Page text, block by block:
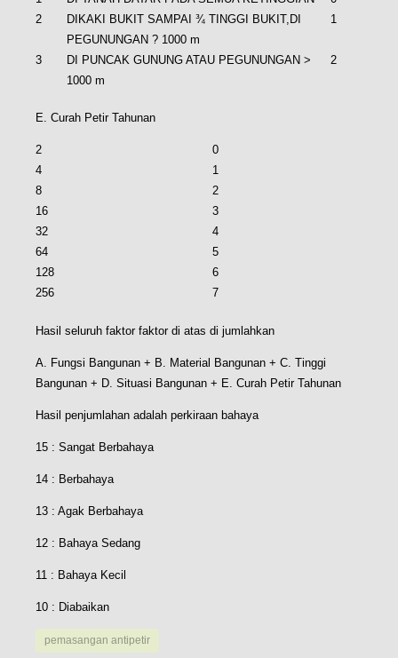
2
DIKAKI BUKIT SAMPAI ¾ TINGGI BUKIT,DI
PEGUNUNGAN ? 1000 m
1
3
DI PUNCAK GUNUNG ATAU PEGUNUNGAN >
1000 m
2
E. Curah Petir Tahunan
2
0
4
1
8
2
16
3
32
4
64
5
128
6
256
7
Hasil seluruh faktor faktor di atas di jumlahkan
A. Fungsi Bangunan + B. Material Bangunan + C. Tinggi
Bangunan + D. Situasi Bangunan + E. Curah Petir Tahunan
Hasil penjumlahan adalah perkiraan bahaya
15 : Sangat Berbahaya
14 : Berbahaya
13 : Agak Berbahaya
12 : Bahaya Sedang
11 : Bahaya Kecil
10 : Diabaikan
pemasangan antipetir